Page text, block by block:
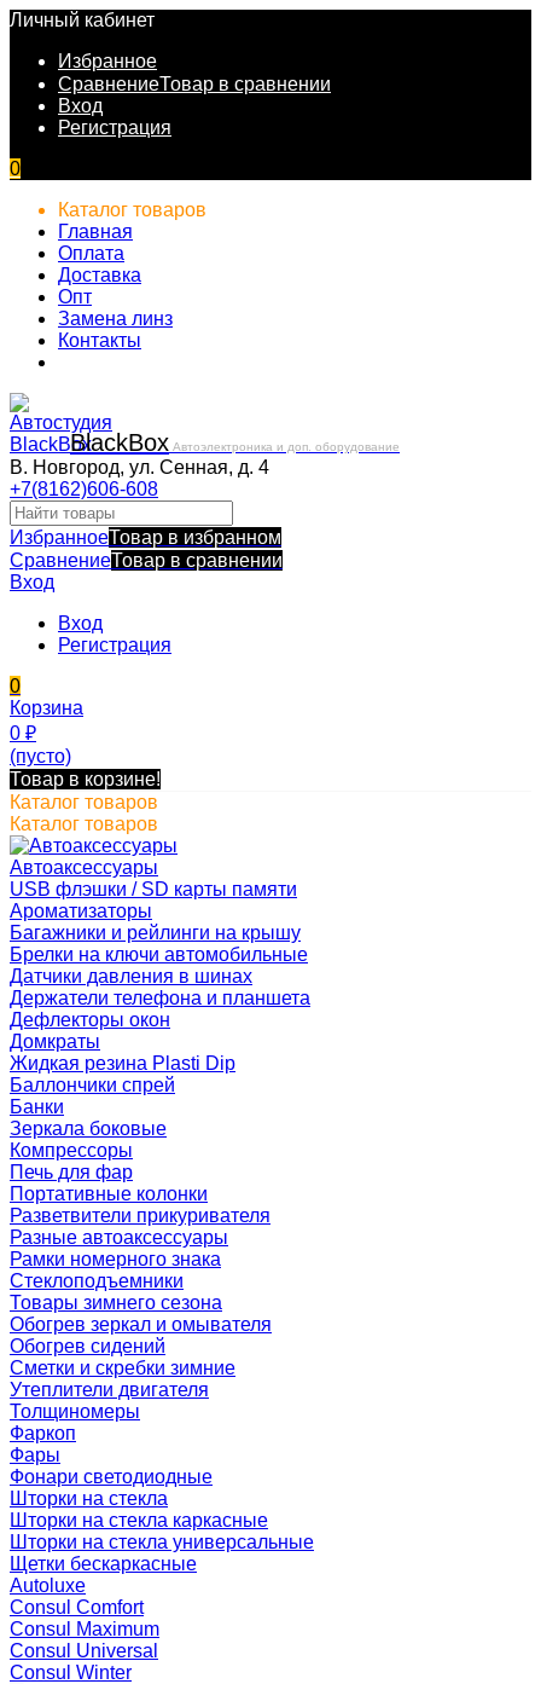
Личный кабинет
Избранное
СравнениеТовар в сравнении
Вход
Регистрация
0
Каталог товаров
Главная
Оплата
Доставка
Опт
Замена линз
Контакты
BlackBox Автоэлектроника и доп. оборудование
В. Новгород, ул. Сенная, д. 4
+7(8162)606-608
ИзбранноеТовар в избранном
СравнениеТовар в сравнении
Вход
Вход
Регистрация
0
Корзина
0 ₽
(пусто)
Товар в корзине!
Каталог товаров
Каталог товаров
Автоаксессуары
USB флэшки / SD карты памяти
Ароматизаторы
Багажники и рейлинги на крышу
Брелки на ключи автомобильные
Датчики давления в шинах
Держатели телефона и планшета
Дефлекторы окон
Домкраты
Жидкая резина Plasti Dip
Баллончики спрей
Банки
Зеркала боковые
Компрессоры
Печь для фар
Портативные колонки
Разветвители прикуривателя
Разные автоаксессуары
Рамки номерного знака
Стеклоподъемники
Товары зимнего сезона
Обогрев зеркал и омывателя
Обогрев сидений
Сметки и скребки зимние
Утеплители двигателя
Толщиномеры
Фаркоп
Фары
Фонари светодиодные
Шторки на стекла
Шторки на стекла каркасные
Шторки на стекла универсальные
Щетки бескаркасные
Autoluxe
Consul Comfort
Consul Maximum
Consul Universal
Consul Winter